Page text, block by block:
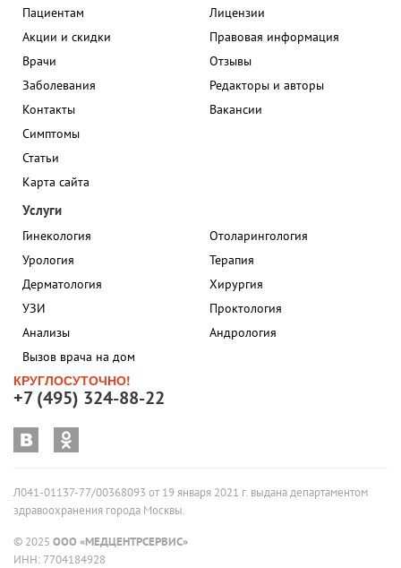
Пациентам
Акции и скидки
Врачи
Заболевания
Контакты
Симптомы
Статьи
Карта сайта
Лицензии
Правовая информация
Отзывы
Редакторы и авторы
Вакансии
Услуги
Гинекология
Урология
Дерматология
УЗИ
Анализы
Вызов врача на дом
Отоларингология
Терапия
Хирургия
Проктология
Андрология
КРУГЛОСУТОЧНО!
+7 (495) 324-88-22
Л041-01137-77/00368093 от 19 января 2021 г. выдана департаментом
здравоохранения города Москвы.
© 2025 ООО «МЕДЦЕНТРСЕРВИС»
ИНН: 7704184928